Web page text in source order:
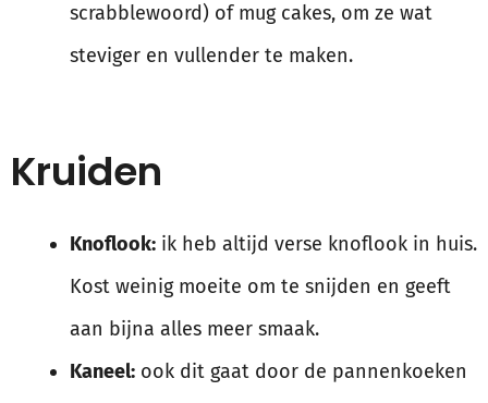
scrabblewoord) of mug cakes, om ze wat
steviger en vullender te maken.
Kruiden
Knoflook: ik heb altijd verse knoflook in huis.
Kost weinig moeite om te snijden en geeft
aan bijna alles meer smaak.
Kaneel: ook dit gaat door de pannenkoeken